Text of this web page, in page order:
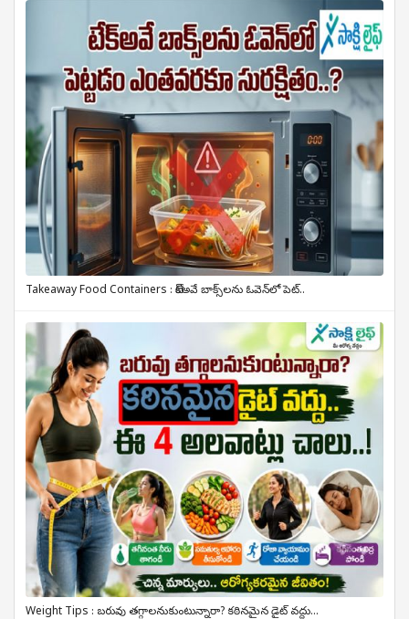
Takeaway Food Containers : టేక్‌అవే బాక్స్‌లను ఓవెన్‌లో పెట్..
Weight Tips : బరువు తగ్గాలనుకుంటున్నారా? కఠినమైన డైట్ వద్దు...